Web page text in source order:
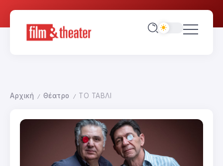
Αρχική / Θέατρο / ΤΟ ΤΑΒΛΙ